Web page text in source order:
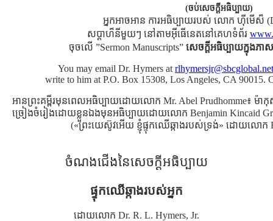
(ចប់សេចក្ដីអធិប្បាយ)
អ្នកអាចអាន ការអធិប្បាយរបស់ លោក ហ៊ីមើស៏
សប្ដាហ៏នីមួយៗ នៅតាមអ៊ីធើនេតនៅគេហទំព័រ
ចុចលើ ”Sermon Manuscripts” សេចក្ដីអធិប្បាយក្នុងភាស
You may email Dr. Hymers at
write to him at P.O. Box 15308, Los Angeles, CA 90015.
អានព្រះគម្ពីរមុនពេលអធិប្បាយដោយលោក Mr. Abel Prudhomme៖ ម៉
ច្រៀងចំរៀងដោយខ្លួនឯងមុនអធិប្បាយដោយលោក Benjamin Kincaid
(«ព្រះយេស៊ូវអើយ ខ្ញុំផ្ទុកឈើឆ្កាងរបស់ទ្រង់» ដោយលោក
ចំណងជើងនៃសេចក្ដីអធិប្បាយ
ផ្ទុកឈើឆ្កាងរបស់អ្នក
ដោយលោក Dr. R. L. Hymers, Jr.